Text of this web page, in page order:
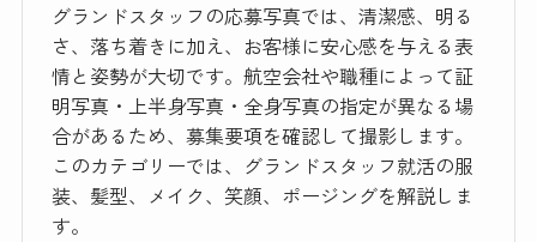
グランドスタッフの応募写真では、清潔感、明る
さ、落ち着きに加え、お客様に安心感を与える表
情と姿勢が大切です。航空会社や職種によって証
明写真・上半身写真・全身写真の指定が異なる場
合があるため、募集要項を確認して撮影します。
このカテゴリーでは、グランドスタッフ就活の服
装、髪型、メイク、笑顔、ポージングを解説しま
す。